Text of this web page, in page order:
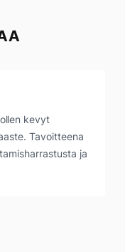
kevyt
Tavoitteena
ja